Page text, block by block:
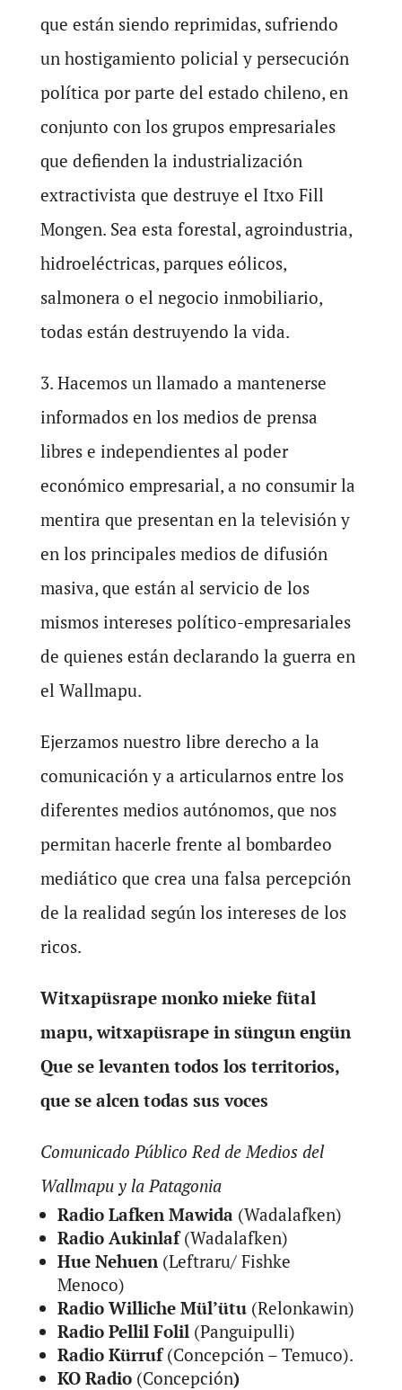
que están siendo reprimidas, sufriendo
un hostigamiento policial y persecución
política por parte del estado chileno, en
conjunto con los grupos empresariales
que defienden la industrialización
extractivista que destruye el Itxo Fill
Mongen. Sea esta forestal, agroindustria,
hidroeléctricas, parques eólicos,
salmonera o el negocio inmobiliario,
todas están destruyendo la vida.
3. Hacemos un llamado a mantenerse
informados en los medios de prensa
libres e independientes al poder
económico empresarial, a no consumir la
mentira que presentan en la televisión y
en los principales medios de difusión
masiva, que están al servicio de los
mismos intereses político-empresariales
de quienes están declarando la guerra en
el Wallmapu.
Ejerzamos nuestro libre derecho a la
comunicación y a articularnos entre los
diferentes medios autónomos, que nos
permitan hacerle frente al bombardeo
mediático que crea una falsa percepción
de la realidad según los intereses de los
ricos.
Witxapüsrape monko mieke fütal
mapu, witxapüsrape in süngun engün
Que se levanten todos los territorios,
que se alcen todas sus voces
Comunicado Público Red de Medios del
Wallmapu y la Patagonia
Radio Lafken Mawida (Wadalafken)
Radio Aukinlaf(Wadalafken)
Hue Nehuen (Leftraru/ Fishke
Menoco)
Radio Williche Mül’ütu(Relonkawin)
Radio Pellil Folil (Panguipulli)
Radio Kürruf(Concepción – Temuco).
KO Radio (Concepción)